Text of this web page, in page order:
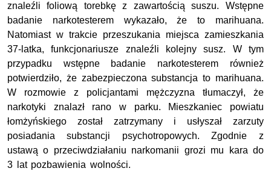
znaleźli foliową torebkę z zawartością suszu. Wstępne
badanie narkotesterem wykazało, że to marihuana.
Natomiast w trakcie przeszukania miejsca zamieszkania
37-latka, funkcjonariusze znaleźli kolejny susz. W tym
przypadku wstępne badanie narkotesterem również
potwierdziło, że zabezpieczona substancja to marihuana.
W rozmowie z policjantami mężczyzna tłumaczył, że
narkotyki znalazł rano w parku. Mieszkaniec powiatu
łomżyńskiego został zatrzymany i usłyszał zarzuty
posiadania substancji psychotropowych. Zgodnie z
ustawą o przeciwdziałaniu narkomanii grozi mu kara do
3 lat pozbawienia wolności.